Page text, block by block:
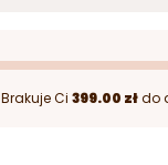
Brakuje Ci 399.00 złdo